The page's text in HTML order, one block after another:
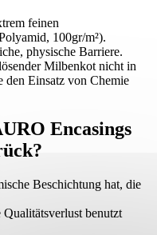
feinen
100gr/m²).
physische Barriere.
Milbenkot nicht in
den Einsatz von Chemie
Encasings
Beschichtung hat, die
benutzt